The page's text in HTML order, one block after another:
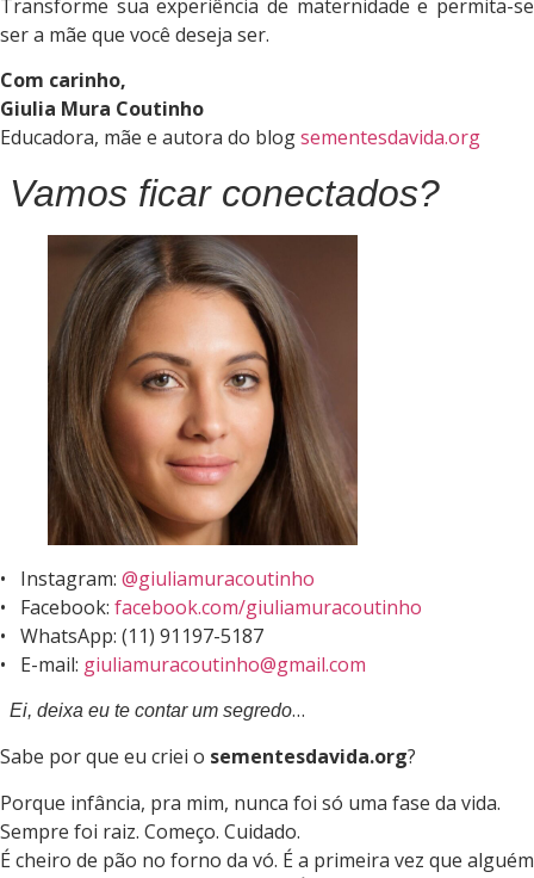
Transforme sua experiência de maternidade e permita-se
ser a mãe que você deseja ser.
Com carinho,
Giulia Mura Coutinho
Educadora, mãe e autora do blogsementesdavida.org
Vamos ficar conectados?
• Instagram: @giuliamuracoutinho
• Facebook: facebook.com/giuliamuracoutinho
• WhatsApp: (11) 91197-5187
• E-mail: giuliamuracoutinho@gmail.com
Ei, deixa eu te contar um segredo…
Sabe por que eu criei o sementesdavida.org?
Porque infância, pra mim, nunca foi só uma fase da vida.
Sempre foi raiz. Começo. Cuidado.
É cheiro de pão no forno da vó. É a primeira vez que alguém